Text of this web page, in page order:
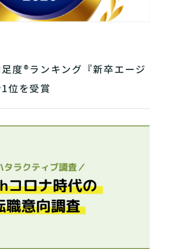
度®ランキング『新卒エージ
位を受賞